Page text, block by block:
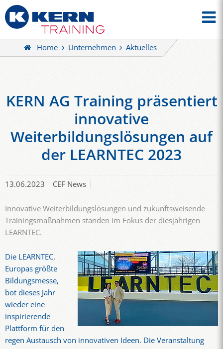
Home Unternehmen Aktuelles
KERN AG Training präsentiert
innovative
Weiterbildungslösungen auf
der LEARNTEC 2023
13.06.2023 CEF News
Innovative Weiterbildungslösungen und zukunftsweisende
Trainingsmaßnahmen standen im Fokus der diesjährigen
LEARNTEC.
Die LEARNTEC,
Europas größte
Bildungsmesse,
bot dieses Jahr
wieder eine
inspirierende
Plattform für den
regen Austausch von innovativen Ideen. Die Veranstaltung